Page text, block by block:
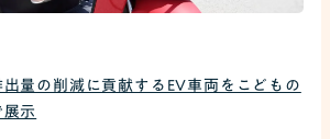
量の削減に貢献するEV車両をこどもの
展示